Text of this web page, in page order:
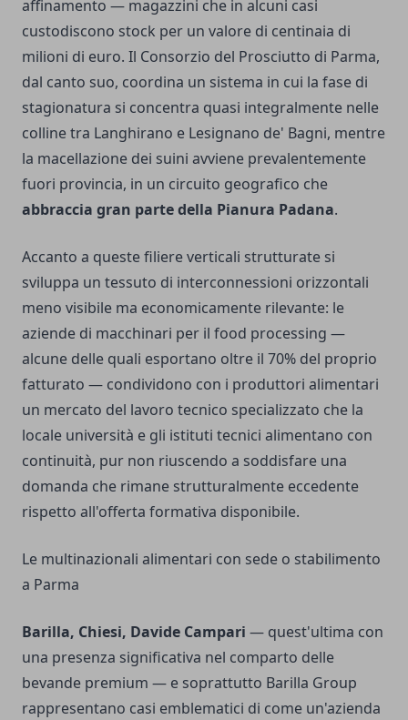
affinamento — magazzini che in alcuni casi
custodiscono stock per un valore di centinaia di
milioni di euro. Il Consorzio del Prosciutto di Parma,
dal canto suo, coordina un sistema in cui la fase di
stagionatura si concentra quasi integralmente nelle
colline tra Langhirano e Lesignano de' Bagni, mentre
la macellazione dei suini avviene prevalentemente
fuori provincia, in un circuito geografico che
abbraccia gran parte della Pianura Padana.
Accanto a queste filiere verticali strutturate si
sviluppa un tessuto di interconnessioni orizzontali
meno visibile ma economicamente rilevante: le
aziende di macchinari per il food processing —
alcune delle quali esportano oltre il 70% del proprio
fatturato — condividono con i produttori alimentari
un mercato del lavoro tecnico specializzato che la
locale università e gli istituti tecnici alimentano con
continuità, pur non riuscendo a soddisfare una
domanda che rimane strutturalmente eccedente
rispetto all'offerta formativa disponibile.
Le multinazionali alimentari con sede o stabilimento
a Parma
Barilla, Chiesi, Davide Campari — quest'ultima con
una presenza significativa nel comparto delle
bevande premium — e soprattutto Barilla Group
rappresentano casi emblematici di come un'azienda